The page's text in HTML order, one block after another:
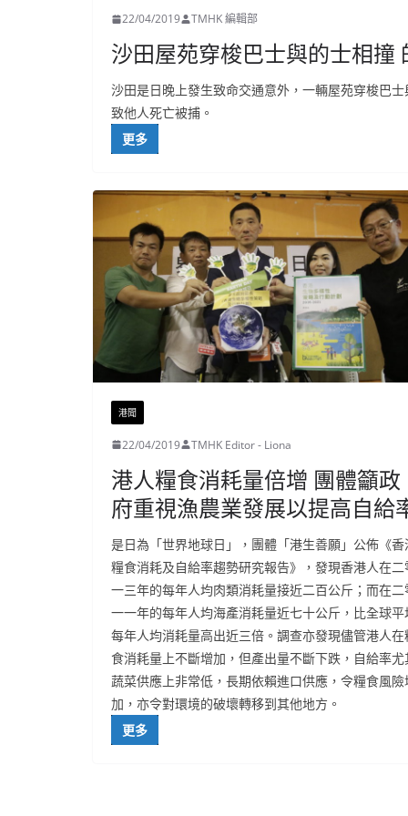
22/04/2019 TMHK 編輯部
沙田屋苑穿梭巴士與的士相撞
沙田是日晚上發生致命交通意外，一輛屋苑穿梭巴
致他人死亡被捕。
更多
港聞
22/04/2019 TMHK Editor - Liona
港人糧食消耗量倍增 團體籲政
府重視漁農業發展以提高自給
是日為「世界地球日」，團體「港生善願」公佈《香
糧食消耗及自給率趨勢研究報告》，發現香港人在二
一三年的每年人均肉類消耗量接近二百公斤；而在二
一一年的每年人均海產消耗量近七十公斤，比全球平
每年人均消耗量高出近三倍。調查亦發現儘管港人在
食消耗量上不斷增加，但產出量不斷下跌，自給率尤
蔬菜供應上非常低，長期依賴進口供應，令糧食風險
加，亦令對環境的破壞轉移到其他地方。
更多